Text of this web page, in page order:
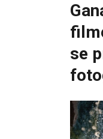
se